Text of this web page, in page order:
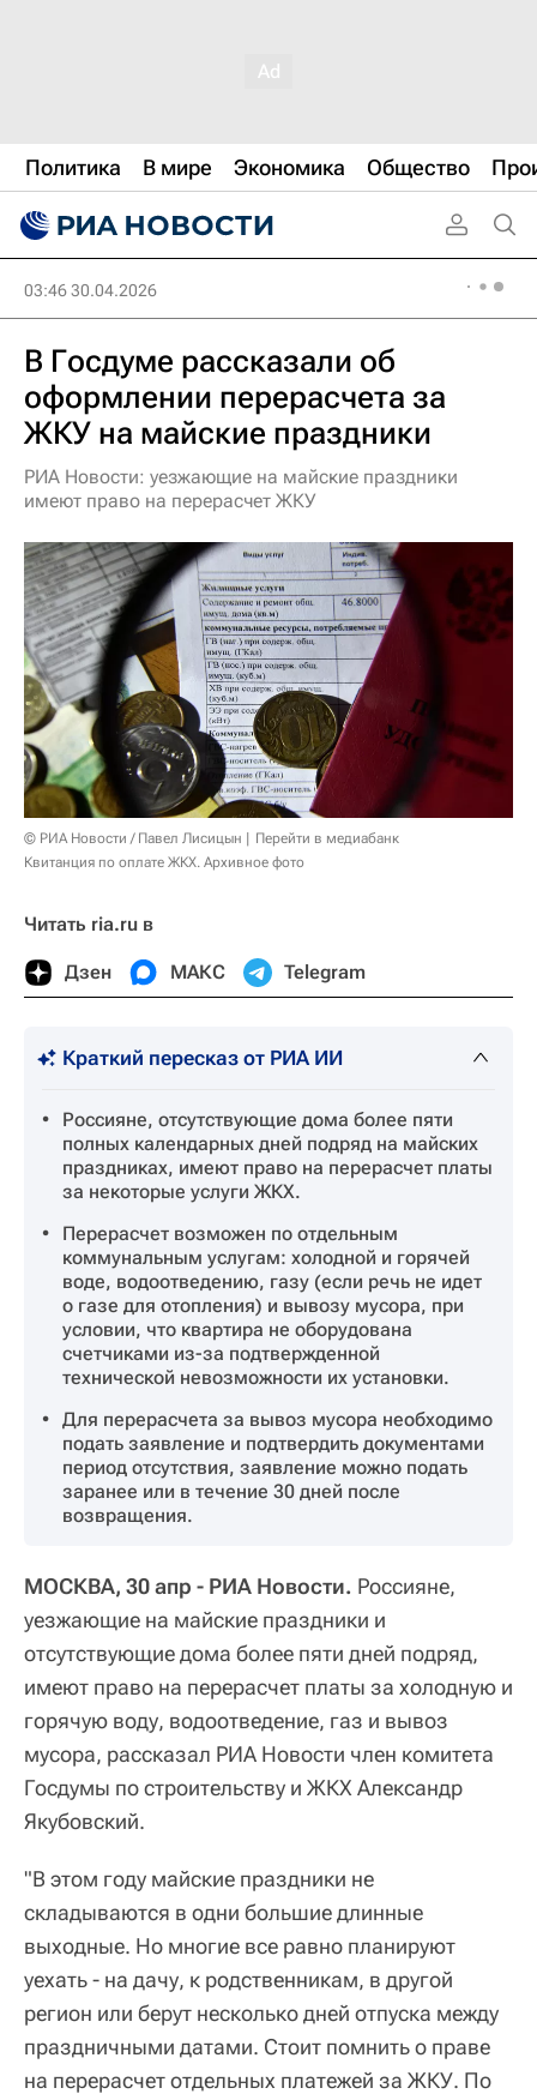
Политика В мире Экономика Общество
03:46 30.04.2026
В Госдуме рассказали об
оформлении перерасчета за
ЖКУ на майские праздники
РИА Новости: уезжающие на майские праздники
имеют право на перерасчет ЖКУ
© РИА Новости / Павел Лисицын
Перейти в медиабанк
Квитанция по оплате ЖКХ. Архивное фото
Читать ria.ru в
Дзен МАКС Telegram
Краткий пересказ от РИА ИИ
Россияне, отсутствующие дома более пяти
полных календарных дней подряд на майских
праздниках, имеют право на перерасчет платы
за некоторые услуги ЖКХ.
Перерасчет возможен по отдельным
коммунальным услугам: холодной и горячей
воде, водоотведению, газу (если речь не идет
о газе для отопления) и вывозу мусора, при
условии, что квартира не оборудована
счетчиками из-за подтвержденной
технической невозможности их установки.
Для перерасчета за вывоз мусора необходимо
подать заявление и подтвердить документами
период отсутствия, заявление можно подать
заранее или в течение 30 дней после
возвращения.
МОСКВА, 30 апр - РИА Новости. Россияне,
уезжающие на майские праздники и
отсутствующие дома более пяти дней подряд,
имеют право на перерасчет платы за холодную и
горячую воду, водоотведение, газ и вывоз
мусора, рассказал РИА Новости член комитета
Госдумы по строительству и ЖКХ Александр
Якубовский.
"В этом году майские праздники не
складываются в одни большие длинные
выходные. Но многие все равно планируют
уехать - на дачу, к родственникам, в другой
регион или берут несколько дней отпуска между
праздничными датами. Стоит помнить о праве
на перерасчет отдельных платежей за ЖКУ. По